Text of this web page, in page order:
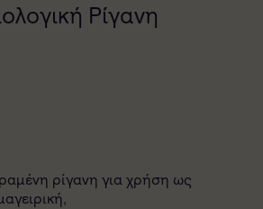
Ρίγανη
ρίγανη για χρήση ως